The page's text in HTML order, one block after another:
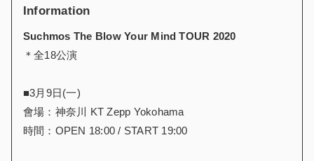
Information
Suchmos The Blow Your Mind TOUR 2020
＊全18公演
■3月9日(一)
會場：神奈川 KT Zepp Yokohama
時間：OPEN 18:00 / START 19:00